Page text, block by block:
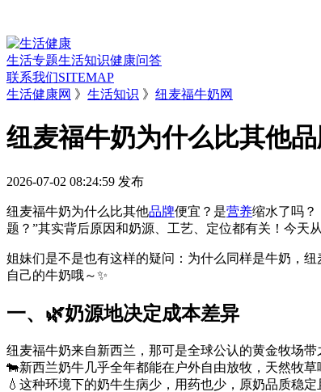
生活专题生活知识健康问答
联系我们SITEMAP
生活健康网 》 生活知识 》 纽麦福牛奶网
纽麦福牛奶为什么比其他
2026-07-02 08:24:59 发布
纽麦福牛奶为什么比其他品牌便宜？是营养缩水了吗？
题？”其实背后原因和奶源、工艺、定位都有关！今天
姐妹们是不是也有这样的疑问：为什么同样是牛奶，
自己的牛奶哦～✨
一、🌿奶源地决定成本差异
纽麦福牛奶来自新西兰，那可是全球公认的黄金牧场带
🐄新西兰奶牛几乎全年都能在户外自由放牧，天然牧草
💧这种环境下的奶牛生病少，用药也少，原奶品质稳定